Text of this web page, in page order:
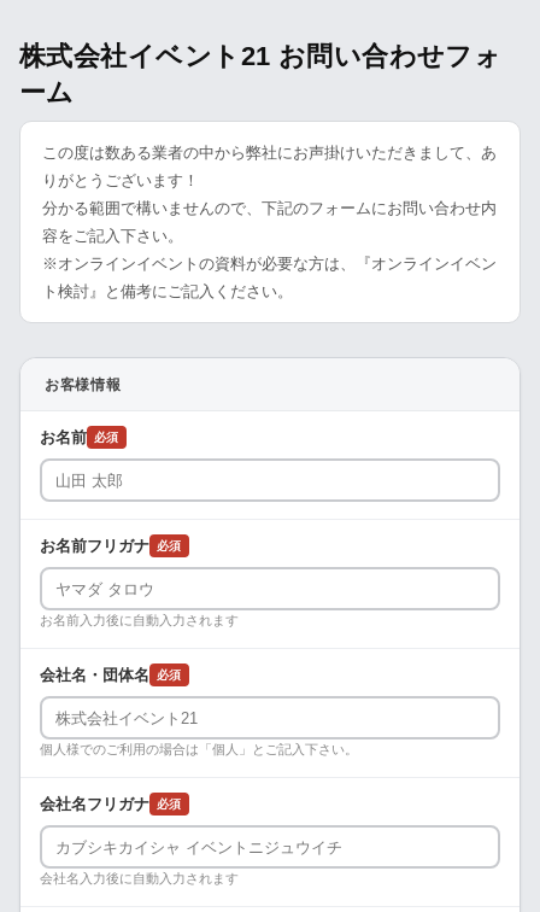
株式会社イベント21 お問い合わせフォ
ーム
この度は数ある業者の中から弊社にお声掛けいただきまして、あ
りがとうございます！
分かる範囲で構いませんので、下記のフォームにお問い合わせ内
容をご記入下さい。
※オンラインイベントの資料が必要な方は、『オンラインイベン
ト検討』と備考にご記入ください。
お客様情報
お名前 必須
お名前フリガナ 必須
お名前入力後に自動入力されます
会社名・団体名 必須
個人様でのご利用の場合は「個人」とご記入下さい。
会社名フリガナ 必須
会社名入力後に自動入力されます